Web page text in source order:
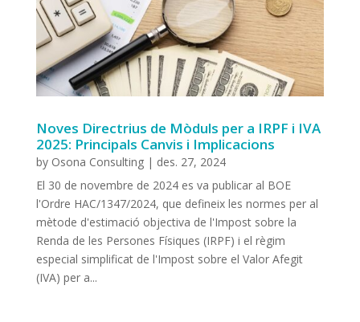
Noves Directrius de Mòduls per a IRPF i IVA
2025: Principals Canvis i Implicacions
by Osona Consulting| des. 27, 2024
El 30 de novembre de 2024 es va publicar al BOE
l'Ordre HAC/1347/2024, que defineix les normes per al
mètode d'estimació objectiva de l'Impost sobre la
Renda de les Persones Físiques (IRPF) i el règim
especial simplificat de l'Impost sobre el Valor Afegit
(IVA) per a...